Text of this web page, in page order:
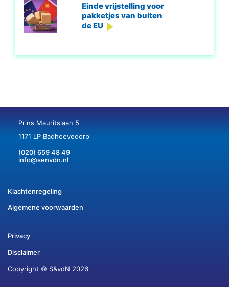
Einde vrijstelling voor
pakketjes van buiten
de EU
Prins Mauritslaan 5
1171 LP Badhoevedorp
(020) 659 48 49
info@senvdn.nl
Klachtenregeling
Algemene voorwaarden
Privacy
Disclaimer
Copyright © S&vdN 2026